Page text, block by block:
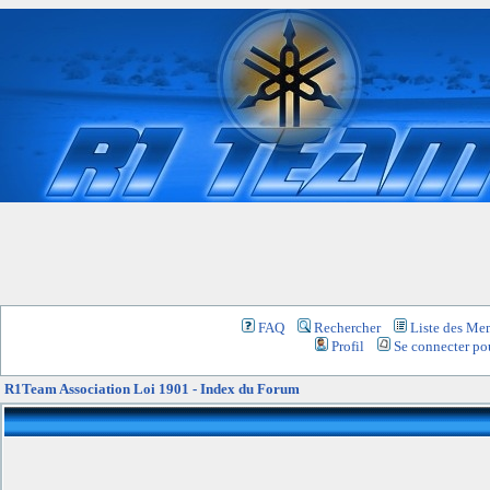
FAQ Rechercher
Liste des
Profil
Se connecter
R1Team Association Loi 1901 - Index du Forum